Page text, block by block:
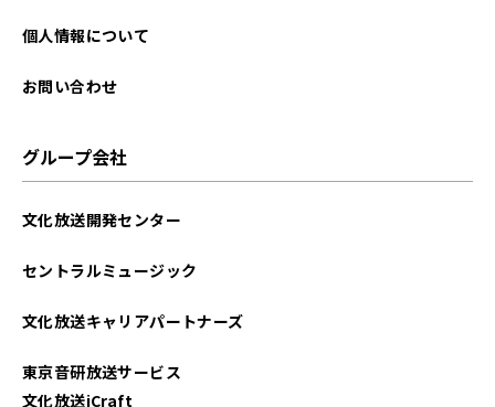
個人情報について
お問い合わせ
グループ会社
文化放送開発センター
セントラルミュージック
文化放送キャリアパートナーズ
東京音研放送サービス
文化放送iCraft